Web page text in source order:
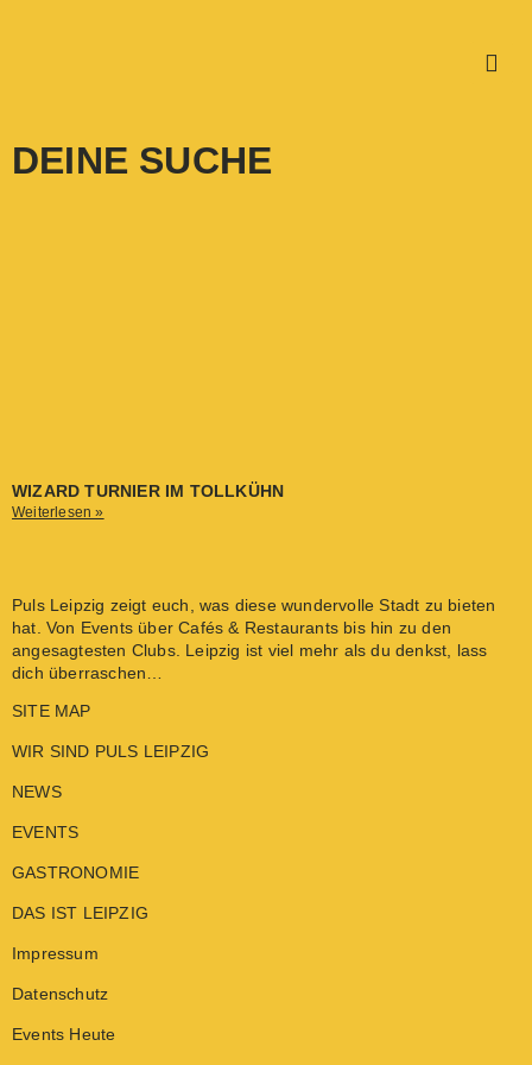
DEINE SUCHE
WIZARD TURNIER IM TOLLKÜHN
Weiterlesen »
Puls Leipzig zeigt euch, was diese wundervolle Stadt zu bieten
hat. Von Events überCafés & Restaurants bis hin zu den
angesagtesten Clubs. Leipzig ist viel mehr als du denkst, lass
dich überraschen…
SITE MAP
WIR SIND PULS LEIPZIG
NEWS
EVENTS
GASTRONOMIE
DAS IST LEIPZIG
Impressum
Datenschutz
Events Heute